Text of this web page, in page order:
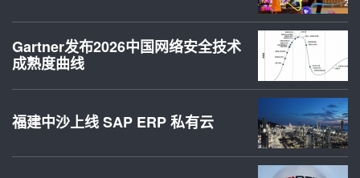
Gartner发布2026中国网络安全技术
成熟度曲线
福建中沙上线 SAP ERP 私有云